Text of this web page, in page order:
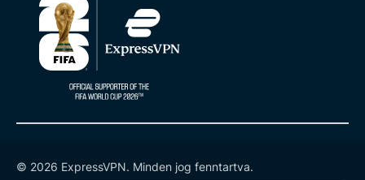
© 2026 ExpressVPN. Minden jog fenntartva.